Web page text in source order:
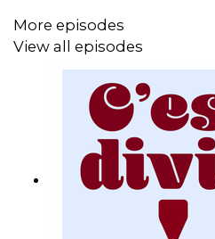
More episodes
View all episodes